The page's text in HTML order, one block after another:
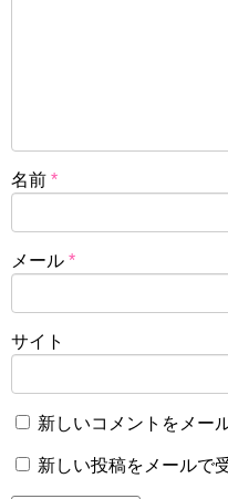
名前 *
メール *
サイト
新しいコメントをメー
新しい投稿をメールで